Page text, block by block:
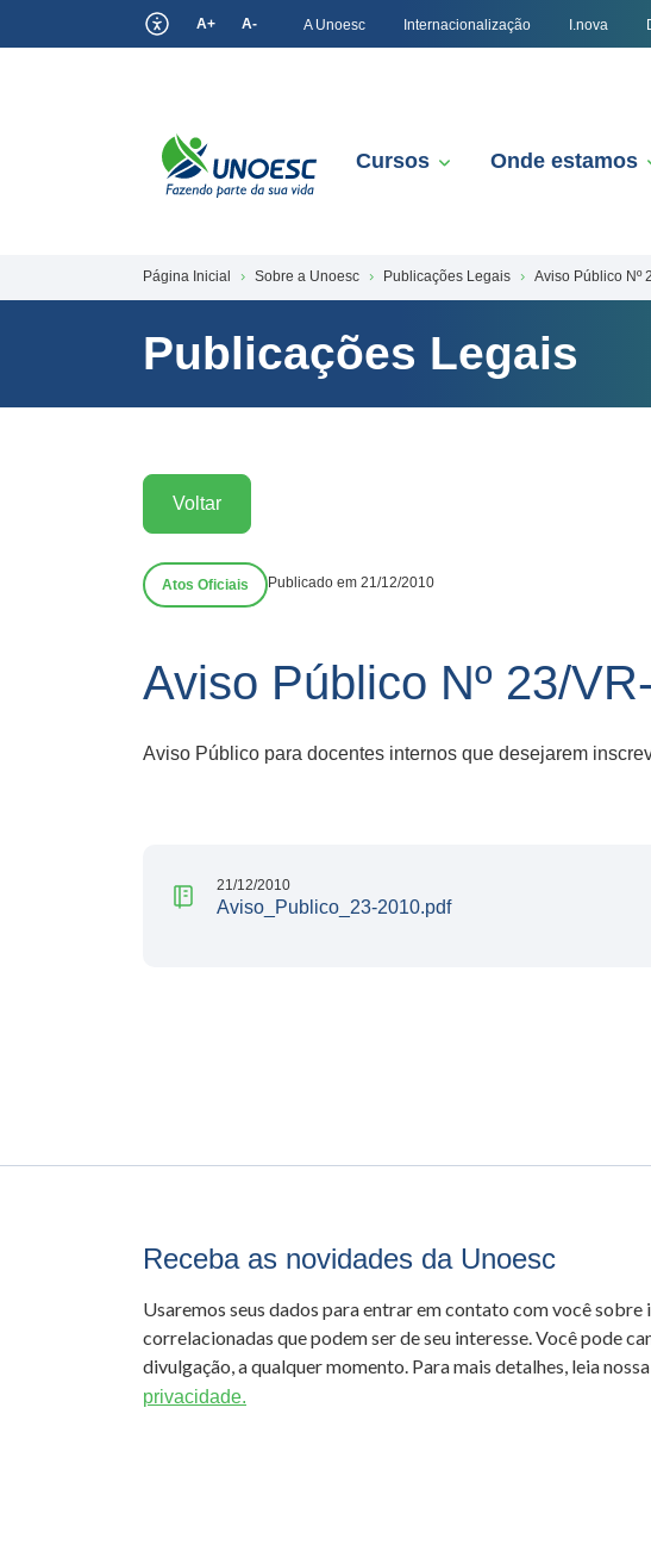
A+ A- A Unoesc Internacionalização I.nova
Cursos Onde estamos
Página Inicial Sobre a Unoesc Publicações Legais Aviso Público Nº
Publicações Legais
Voltar
Atos Oficiais Publicado em 21/12/2010
Aviso Público Nº 23/
Aviso Público para docentes internos que desejarem
21/12/2010
Aviso_Publico_23-2010.pdf
Receba as novidades da Unoesc
Usaremos seus dados para entrar em contato com você sobre
correlacionadas que podem ser de seu interesse. Você pode
divulgação, a qualquer momento. Para mais detalhes, leia nossa
privacidade.